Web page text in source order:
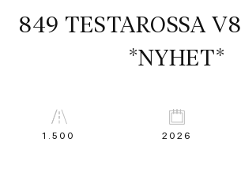
849 TESTAROSSA
*NYHET*
1.500 2026